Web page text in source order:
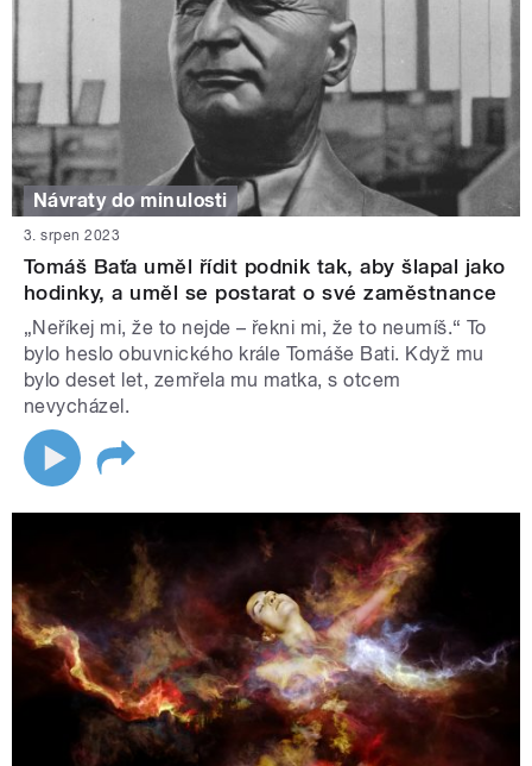
Návraty do minulosti
3. srpen 2023
Tomáš Baťa uměl řídit podnik tak, aby šlapal jako
hodinky, a uměl se postarat o své zaměstnance
„Neříkej mi, že to nejde – řekni mi, že to neumíš.“ To
bylo heslo obuvnického krále Tomáše Bati. Když mu
bylo deset let, zemřela mu matka, s otcem
nevycházel.